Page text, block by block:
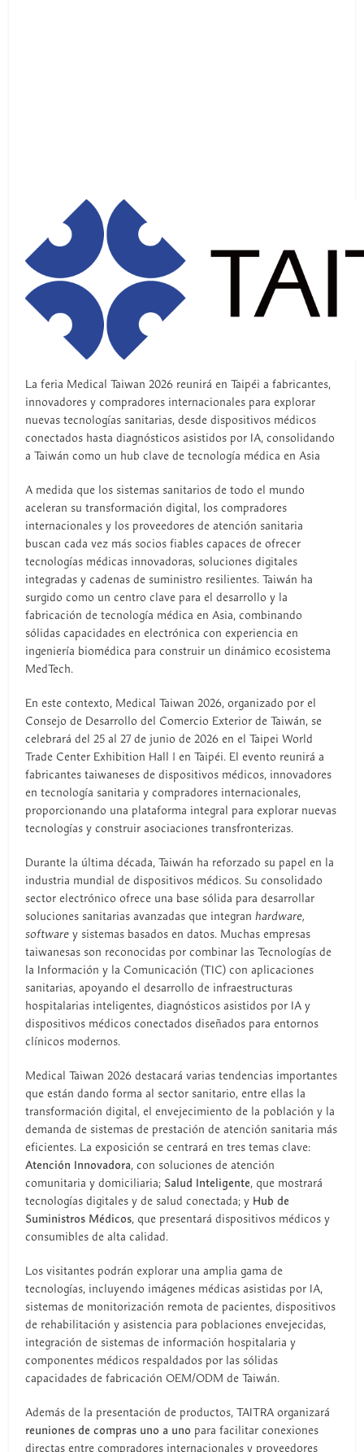
La feria Medical Taiwan 2026 reunirá en Taipéi a fabricantes,
innovadores y compradores internacionales para explorar
nuevas tecnologías sanitarias, desde dispositivos médicos
conectados hasta diagnósticos asistidos por IA, consolidando
a Taiwán como un hub clave de tecnología médica en Asia
A medida que los sistemas sanitarios de todo el mundo
aceleran su transformación digital, los compradores
internacionales y los proveedores de atención sanitaria
buscan cada vez más socios fiables capaces de ofrecer
tecnologías médicas innovadoras, soluciones digitales
integradas y cadenas de suministro resilientes. Taiwán ha
surgido como un centro clave para el desarrollo y la
fabricación de tecnología médica en Asia, combinando
sólidas capacidades en electrónica con experiencia en
ingeniería biomédica para construir un dinámico ecosistema
MedTech.
En este contexto, Medical Taiwan 2026, organizado por el
Consejo de Desarrollo del Comercio Exterior de Taiwán, se
celebrará del 25 al 27 de junio de 2026 en el Taipei World
Trade Center Exhibition Hall 1 en Taipéi. El evento reunirá a
fabricantes taiwaneses de dispositivos médicos, innovadores
en tecnología sanitaria y compradores internacionales,
proporcionando una plataforma integral para explorar nuevas
tecnologías y construir asociaciones transfronterizas.
Durante la última década, Taiwán ha reforzado su papel en la
industria mundial de dispositivos médicos. Su consolidado
sector electrónico ofrece una base sólida para desarrollar
soluciones sanitarias avanzadas que integranhardware,
software y sistemas basados en datos. Muchas empresas
taiwanesas son reconocidas por combinar las Tecnologías de
la Información y la Comunicación (TIC) con aplicaciones
sanitarias, apoyando el desarrollo de infraestructuras
hospitalarias inteligentes, diagnósticos asistidos por IA y
dispositivos médicos conectados diseñados para entornos
clínicos modernos.
Medical Taiwan 2026 destacará varias tendencias importantes
que están dando forma al sector sanitario, entre ellas la
transformación digital, el envejecimiento de la población y la
demanda de sistemas de prestación de atención sanitaria más
eficientes. La exposición se centrará en tres temas clave:
Atención Innovadora, con soluciones de atención
comunitaria y domiciliaria; Salud Inteligente, que mostrará
tecnologías digitales y de salud conectada; y Hub de
Suministros Médicos, que presentará dispositivos médicos y
consumibles de alta calidad.
Los visitantes podrán explorar una amplia gama de
tecnologías, incluyendo imágenes médicas asistidas por IA,
sistemas de monitorización remota de pacientes, dispositivos
de rehabilitación y asistencia para poblaciones envejecidas,
integración de sistemas de información hospitalaria y
componentes médicos respaldados por las sólidas
capacidades de fabricación OEM/ODM de Taiwán.
Además de la presentación de productos, TAITRA organizará
reuniones de compras uno a uno para facilitar conexiones
directas entre compradores internacionales y proveedores